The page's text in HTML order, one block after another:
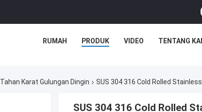
RUMAH PRODUK VIDEO TENTANG
Karat Gulungan Dingin SUS 304 316 Cold Rolled
SUS 304 316 Cold Rolled